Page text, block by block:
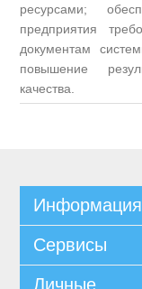
ресурсами;
предприятия
документам
повышение
качества.
Информация
Сервисы
Личные